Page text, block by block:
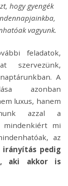
hogy gyengék
vagyunk.
feladatok,
szervezünk,
A
azonban
luxus, hanem
azzal a
mindenkiért mi
az
irányítás pedig
aki akkor is